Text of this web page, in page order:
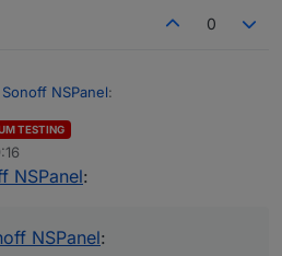
0
Sonoff NSPanel:
Sonoff NSPanel
neuen Code da eingebaut
TESTING
NSPanel:
NSPanel: